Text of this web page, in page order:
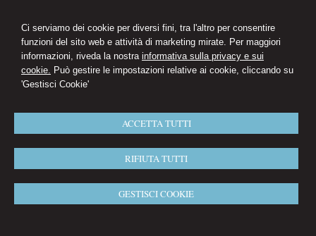
Ci serviamo dei cookie per diversi fini, tra l'altro per consentire
funzioni del sito web e attività di marketing mirate. Per maggiori
informazioni, riveda la nostra informativa sulla privacy e sui
cookie. Può gestire le impostazioni relative ai cookie, cliccando su
'Gestisci Cookie'
ACCETTA TUTTI
RIFIUTA TUTTI
GESTISCI COOKIE